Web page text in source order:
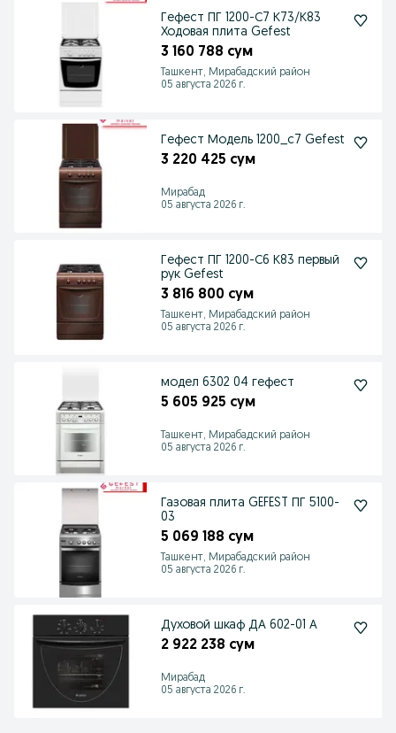
Гефест ПГ 1200-С7 К73/К83
Ходовая плита Gefest
3 160 788 сум
Ташкент, Мирабадский район
05 августа 2026 г.
Гефест Модель 1200_с7 Gefest
3 220 425 сум
Мирабад
05 августа 2026 г.
Гефест ПГ 1200-С6 К83 первый
рук Gefest
3 816 800 сум
Ташкент, Мирабадский район
05 августа 2026 г.
модел 6302 04 гефест
5 605 925 сум
Ташкент, Мирабадский район
05 августа 2026 г.
Газовая плита GEFEST ПГ 5100-
03
5 069 188 сум
Ташкент, Мирабадский район
05 августа 2026 г.
Духовой шкаф ДА 602-01 А
2 922 238 сум
Мирабад
05 августа 2026 г.